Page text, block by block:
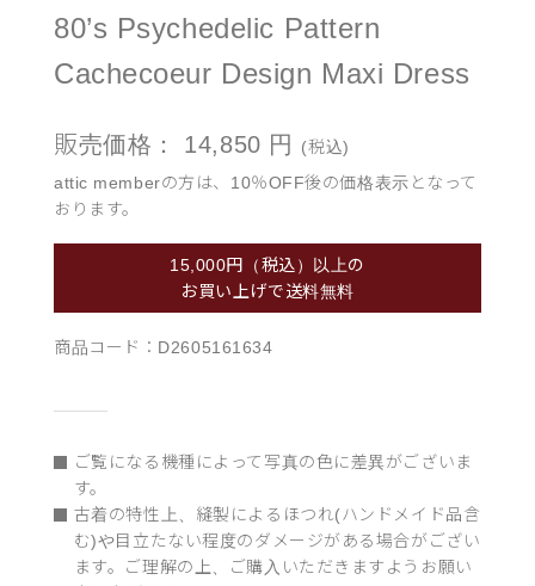
80’s Psychedelic Pattern
Cachecoeur Design Maxi Dress
販売価格： 14,850 円
(税込)
attic memberの方は、10％OFF後の価格表示となって
おります。
15,000円（税込）以上の
お買い上げで送料無料
商品コード： D2605161634
ご覧になる機種によって写真の色に差異がございま
す。
古着の特性上、縫製によるほつれ(ハンドメイド品含
む)や目立たない程度のダメージがある場合がござい
ます。ご理解の上、ご購入いただきますようお願い